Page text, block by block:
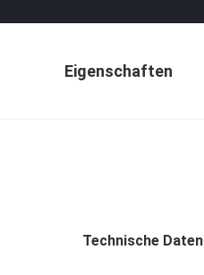
Eigenschaften
Technische Daten